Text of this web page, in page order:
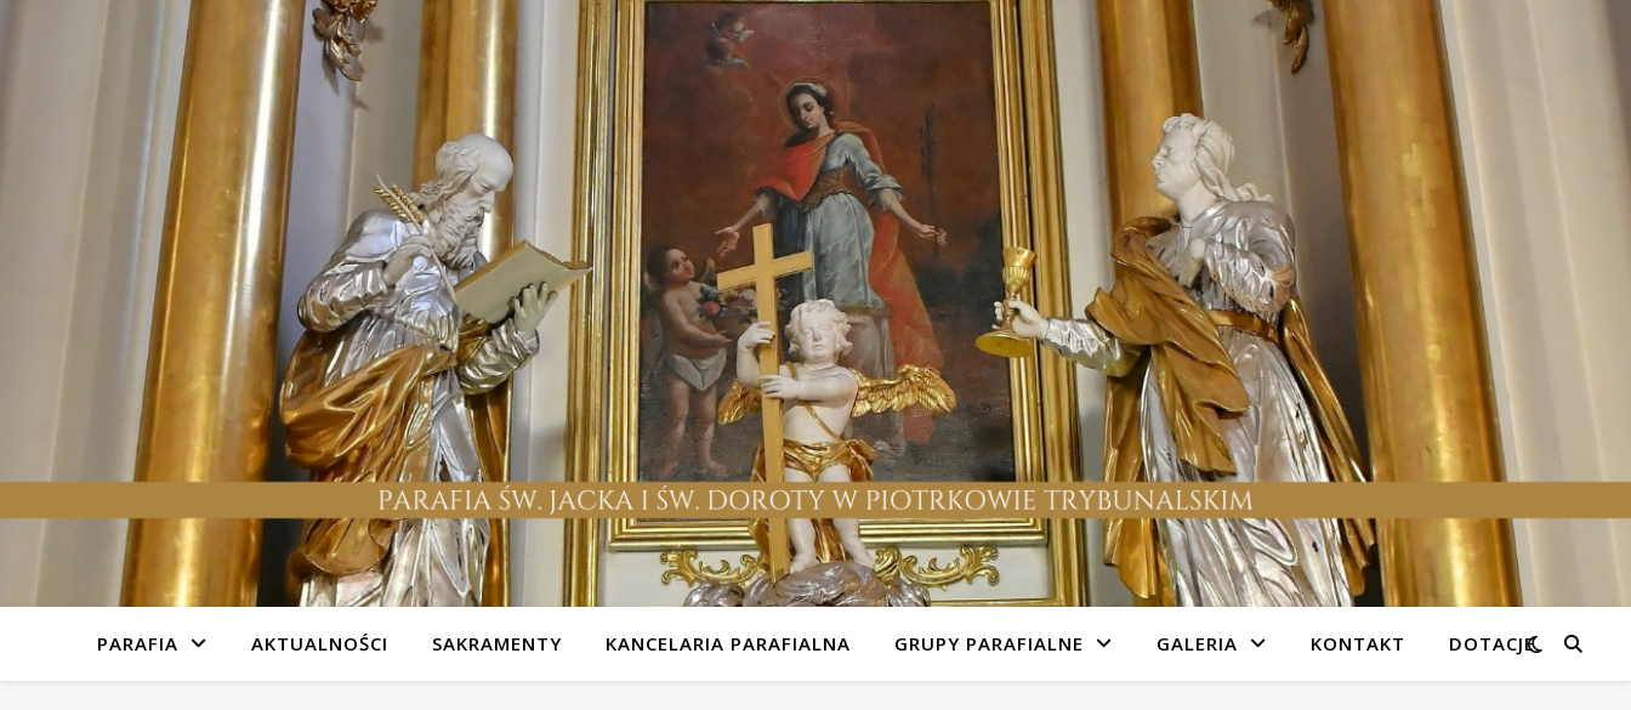
PARAFIA AKTUALNOŚCI SAKRAMENTY KANCELARIA PARAFIALNA GRUPY PARAFIALNE GALERIA KONTAKT DOTACJE